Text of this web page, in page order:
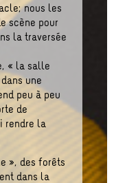
nous les
scène pour
la traversée
« la salle
une
peu à peu
de
rendre la
», des forêts
dans la